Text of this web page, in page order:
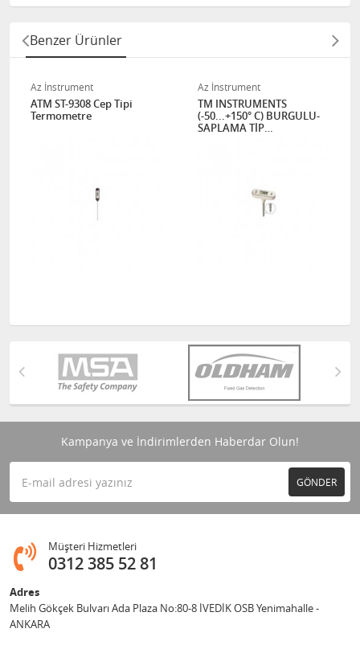
Benzer Ürünler
Az İnstrument
ATM ST-9308 Cep Tipi
Termometre
Az İnstrument
TM INSTRUMENTS
(-50...+150° C) BURGULU-
SAPLAMA TİP
Kampanya ve İndirimlerden Haberdar Olun!
GÖNDER
Müşteri Hizmetleri
0312 385 52 81
Adres
Melih Gökçek Bulvarı Ada Plaza No:80-8 İVEDİK OSB Yenimahalle -
ANKARA